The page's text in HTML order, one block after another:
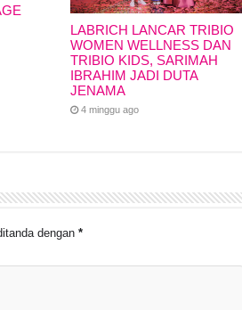
LABRICH LANCAR TRIBIO
WOMEN WELLNESS DAN
TRIBIO KIDS, SARIMAH
IBRAHIM JADI DUTA
JENAMA
4 minggu ago
dengan *